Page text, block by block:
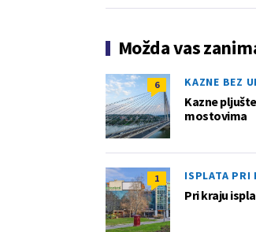
Možda vas
6 KAZNE BEZ
Kazne
mostovima
1 ISPLATA PRI
Pri kraju